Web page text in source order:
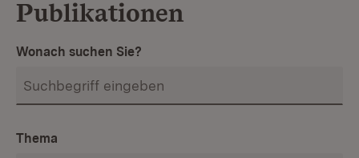
Publikationen
Wonach suchen Sie?
Thema